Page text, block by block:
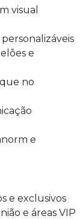
visual
e
no
e
e exclusivos
e áreas VIP